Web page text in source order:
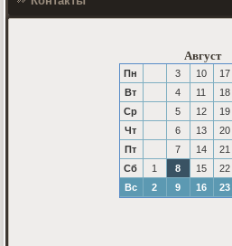
Август
Пн 3 10 17
Вт
4 11 18
Ср
5 12 19
Чт
6 13 20
Пт
7 14 21
Сб
1 8 15 22
Вс
2 9 16 23